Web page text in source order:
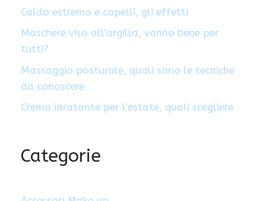
Caldo estremo e capelli, gli effetti
Maschere viso all’argilla, vanno bene per
tutti?
Massaggio posturale, quali sono le tecniche
da conoscere
Crema idratante per l’estate, quali scegliere
Categorie